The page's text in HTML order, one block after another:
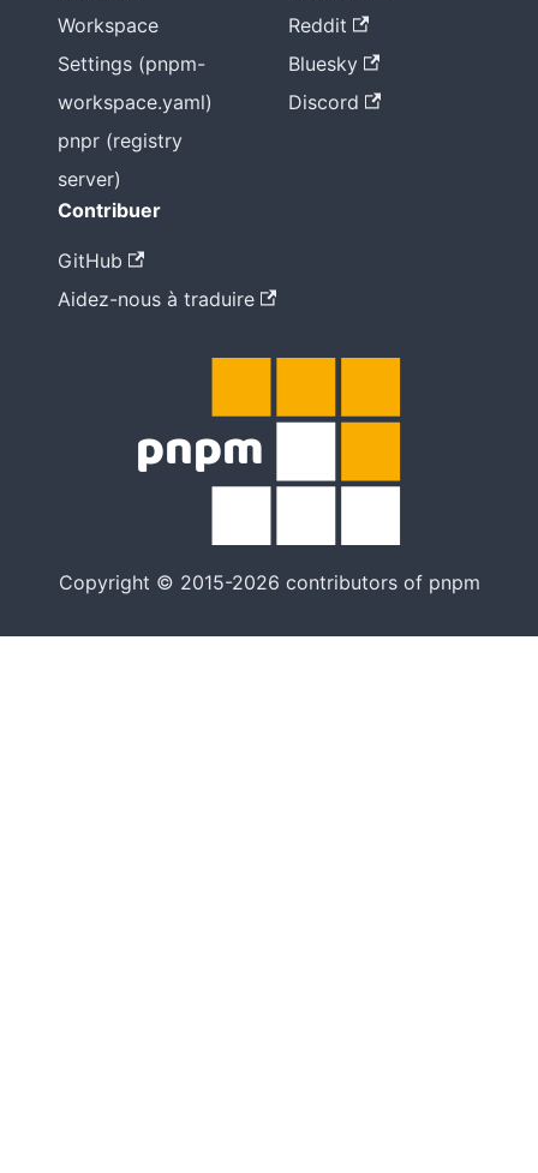
Workspace
Settings (pnpm-
workspace.yaml)
pnpr (registry
server)
Reddit
Bluesky
Discord
Contribuer
GitHub
Aidez-nous à traduire
Copyright © 2015-2026 contributors of pnpm